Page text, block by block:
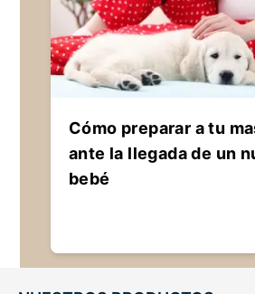
Cómo preparar a tu
ante la llegada de un
bebé